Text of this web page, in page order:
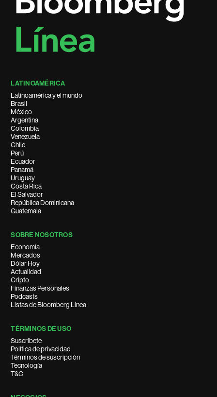
LATINOAMÉRICA
Latinoamérica y el mundo
Brasil
México
Argentina
Colombia
Venezuela
Chile
Perú
Ecuador
Panamá
Uruguay
Costa Rica
El Salvador
República Dominicana
Guatemala
SOBRE NOSOTROS
Economía
Mercados
Dólar Hoy
Actualidad
Cripto
Finanzas Personales
Podcasts
Listas de Bloomberg Línea
TÉRMINOS DE USO
Suscríbete
Política de privacidad
Términos de suscripción
Tecnología
T&C